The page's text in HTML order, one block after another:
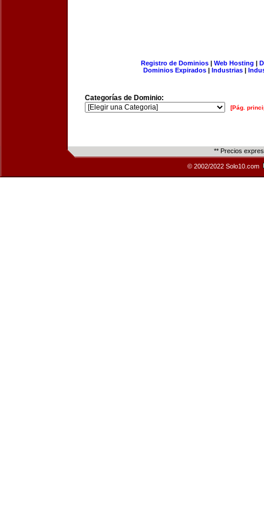
Registro de Dominios| Web Hosting |
Dominios Expirados | Industrias |
Categorías de Dominio:
[Pág.
** Precios
© 2002/2022 Solo10.com